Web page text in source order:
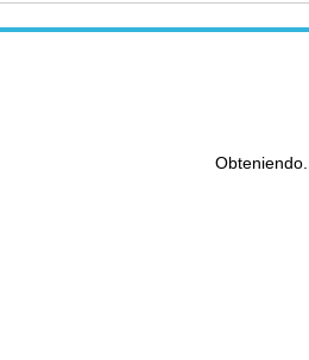
Obteniendo...